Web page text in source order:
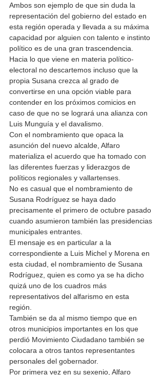
Ambos son ejemplo de que sin duda la
representación del gobierno del estado en
esta región operada y llevada a su máxima
capacidad por alguien con talento e instinto
político es de una gran trascendencia.
Hacia lo que viene en materia político-
electoral no descartemos incluso que la
propia Susana crezca al grado de
convertirse en una opción viable para
contender en los próximos comicios en
caso de que no se logrará una alianza con
Luis Munguía y el davalismo.
Con el nombramiento que opaca la
asunción del nuevo alcalde, Alfaro
materializa el acuerdo que ha tomado con
las diferentes fuerzas y liderazgos de
políticos regionales y vallartenses.
No es casual que el nombramiento de
Susana Rodríguez se haya dado
precisamente el primero de octubre pasado
cuando asumieron también las presidencias
municipales entrantes.
El mensaje es en particular a la
correspondiente a Luis Michel y Morena en
esta ciudad, el nombramiento de Susana
Rodríguez, quien es como ya se ha dicho
quizá uno de los cuadros más
representativos del alfarismo en esta
región.
También se da al mismo tiempo que en
otros municipios importantes en los que
perdió Movimiento Ciudadano también se
colocara a otros tantos representantes
personales del gobernador.
Por primera vez en su sexenio, Alfaro